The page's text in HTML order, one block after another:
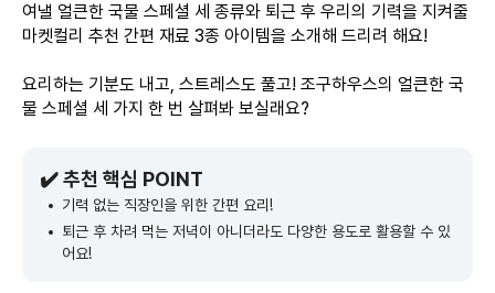
여낼 얼큰한 국물 스페셜 세 종류와 퇴근 후 우리의 기력을 지켜줄
마켓컬리 추천 간편 재료 3종 아이템을 소개해 드리려 해요!
요리하는 기분도 내고, 스트레스도 풀고! 조구하우스의 얼큰한 국
물 스페셜 세 가지 한 번 살펴봐 보실래요?
✔️ 추천 핵심 POINT
기력 없는 직장인을 위한 간편 요리!
퇴근 후 차려 먹는 저녁이 아니더라도 다양한 용도로 활용할 수 있
어요!